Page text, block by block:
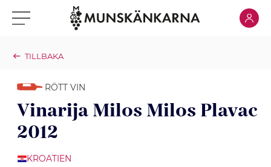
Klicka för meny Klicka
TILLBAKA
RÖTT VIN
Vinarija Milos Milos Plavac
2012
KROATIEN